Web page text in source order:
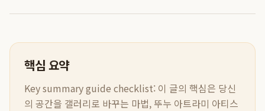
핵심 요약
Key summary guide checklist: 이 글의 핵심은 당신
의 공간을 갤러리로 바꾸는 마법, 뚜누 아트라미 아티스